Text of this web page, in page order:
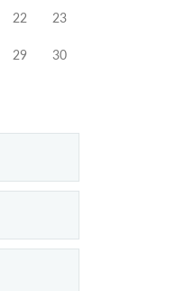
22 23
29 30